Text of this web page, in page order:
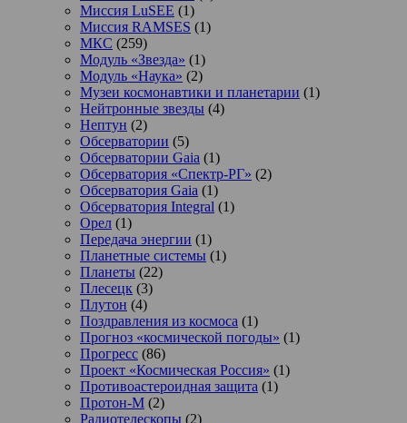
Миссия LuSEE (1)
Миссия RAMSES (1)
МКС (259)
Модуль «Звезда» (1)
Модуль «Наука» (2)
Музеи космонавтики и планетарии (1)
Нейтронные звезды (4)
Нептун (2)
Обсерватории (5)
Обсерватории Gaia (1)
Обсерватория «Спектр-РГ» (2)
Обсерватория Gaia (1)
Обсерватория Integral (1)
Орел (1)
Передача энергии (1)
Планетные системы (1)
Планеты (22)
Плесецк (3)
Плутон (4)
Поздравления из космоса (1)
Прогноз «космической погоды» (1)
Прогресс (86)
Проект «Космическая Россия» (1)
Противоастероидная защита (1)
Протон-М (2)
Радиотелескопы (2)